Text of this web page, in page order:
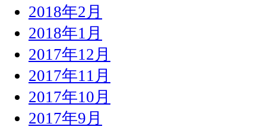
2018年2月
2018年1月
2017年12月
2017年11月
2017年10月
2017年9月